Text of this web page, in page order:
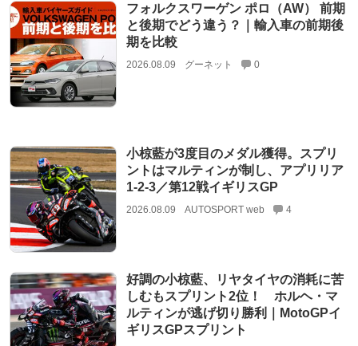
フォルクスワーゲン ポロ（AW） 前期
と後期でどう違う？｜輸入車の前期後
期を比較
2026.08.09 グーネット 0
小椋藍が3度目のメダル獲得。スプリ
ントはマルティンが制し、アプリリア
1-2-3／第12戦イギリスGP
2026.08.09 AUTOSPORT web 4
好調の小椋藍、リヤタイヤの消耗に苦
しむもスプリント2位！ ホルヘ・マ
ルティンが逃げ切り勝利｜MotoGPイ
ギリスGPスプリント